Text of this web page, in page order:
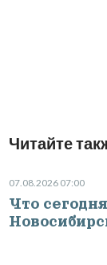
Читайте
07.08.2026 07:00
Что